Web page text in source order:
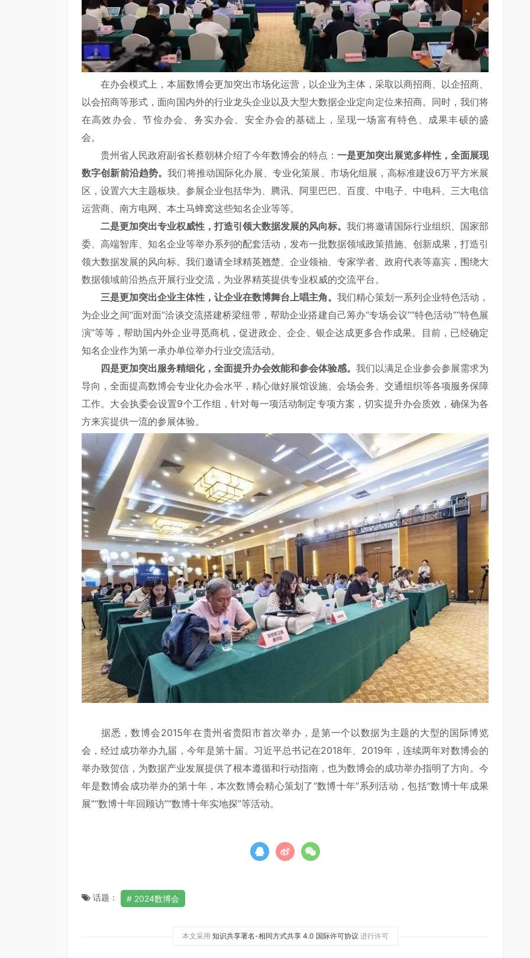
在办会模式上，本届数博会更加突出市场化运营，以企业为主体，采取以商招商、以企招商、
以会招商等形式，面向国内外的行业龙头企业以及大型大数据企业定向定位来招商。同时，我们将
在高效办会、节俭办会、务实办会、安全办会的基础上，呈现一场富有特色、成果丰硕的盛
会。
贵州省人民政府副省长蔡朝林介绍了今年数博会的特点： 一是更加突出展览多样性，全面展现
数字创新前沿趋势。我们将推动国际化办展、专业化策展、市场化组展，高标准建设6万平方米展
区，设置六大主题板块。参展企业包括华为、腾讯、阿里巴巴、百度、中电子、中电科、三大电信
运营商、南方电网、本土马蜂窝这些知名企业等等。
二是更加突出专业权威性，打造引领大数据发展的风向标。 我们将邀请国际行业组织、国家部
委、高端智库、知名企业等举办系列的配套活动，发布一批数据领域政策措施、创新成果，打造引
领大数据发展的风向标。我们邀请全球精英翘楚、企业领袖、专家学者、政府代表等嘉宾，围绕大
数据领域前沿热点开展行业交流，为业界精英提供专业权威的交流平台。
三是更加突出企业主体性，让企业在数博舞台上唱主角。 我们精心策划一系列企业特色活动，
为企业之间“面对面”洽谈交流搭建桥梁纽带，帮助企业搭建自己筹办“专场会议”“特色活动”“特色展
演”等等，帮助国内外企业寻觅商机，促进政企、企企、银企达成更多合作成果。目前，已经确定
知名企业作为第一承办单位举办行业交流活动。
四是更加突出服务精细化，全面提升办会效能和参会体验感。 我们以满足企业参会参展需求为
导向，全面提高数博会专业化办会水平，精心做好展馆设施、会场会务、交通组织等各项服务保障
工作。大会执委会设置9个工作组，针对每一项活动制定专项方案，切实提升办会质效，确保为各
方来宾提供一流的参展体验。
据悉，数博会2015年在贵州省贵阳市首次举办，是第一个以数据为主题的大型的国际博览
会，经过成功举办九届，今年是第十届。习近平总书记在2018年、2019年，连续两年对数博会的
举办致贺信，为数据产业发展提供了根本遵循和行动指南，也为数博会的成功举办指明了方向。今
年是数博会成功举办的第十年，本次数博会精心策划了“数博十年”系列活动，包括“数博十年成果
展”“数博十年回顾访”“数博十年实地探”等活动。
话题： 2024数博会
本文采用 知识共享署名-相同方式共享 4.0 国际许可协议 进行许可